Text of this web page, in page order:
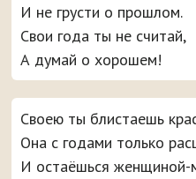
И не грусти о прошлом.
Свои года ты не считай,
А думай о хорошем!
Своею ты блистаешь
Она с годами только
И остаёшься женщиной-